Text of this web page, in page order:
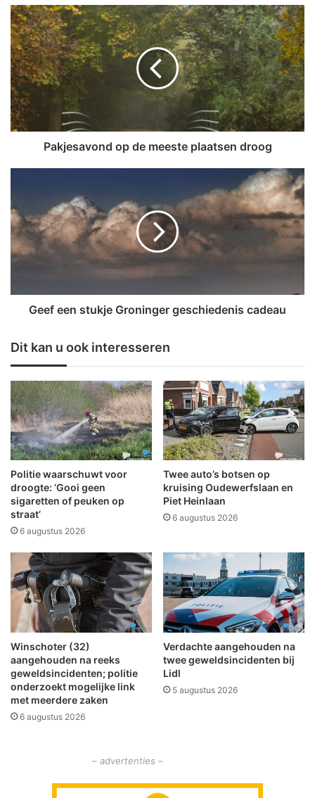
P
a
k
j
e
s
a
v
o
d
e
m
e
t
a
a
t
s
e
n
d
r
o
o
g
Pakjesavond op de meeste plaatsen droog
e
f
e
e
n
t
e
G
r
o
n
i
n
g
e
r
g
e
s
h
e
n
i
s
c
a
d
e
Geef een stukje Groninger geschiedenis cadeau
Dit kan u ook interesseren
Politie waarschuwt voor
droogte: ‘Gooi geen
sigaretten of peuken op
straat’
6 augustus 2026
Twee auto’s botsen op
kruising Oudewerfslaan en
Piet Heinlaan
6 augustus 2026
Winschoter (32)
aangehouden na reeks
geweldsincidenten; politie
onderzoekt mogelijke link
met meerdere zaken
6 augustus 2026
Verdachte aangehouden na
twee geweldsincidenten bij
Lidl
5 augustus 2026
– advertenties –